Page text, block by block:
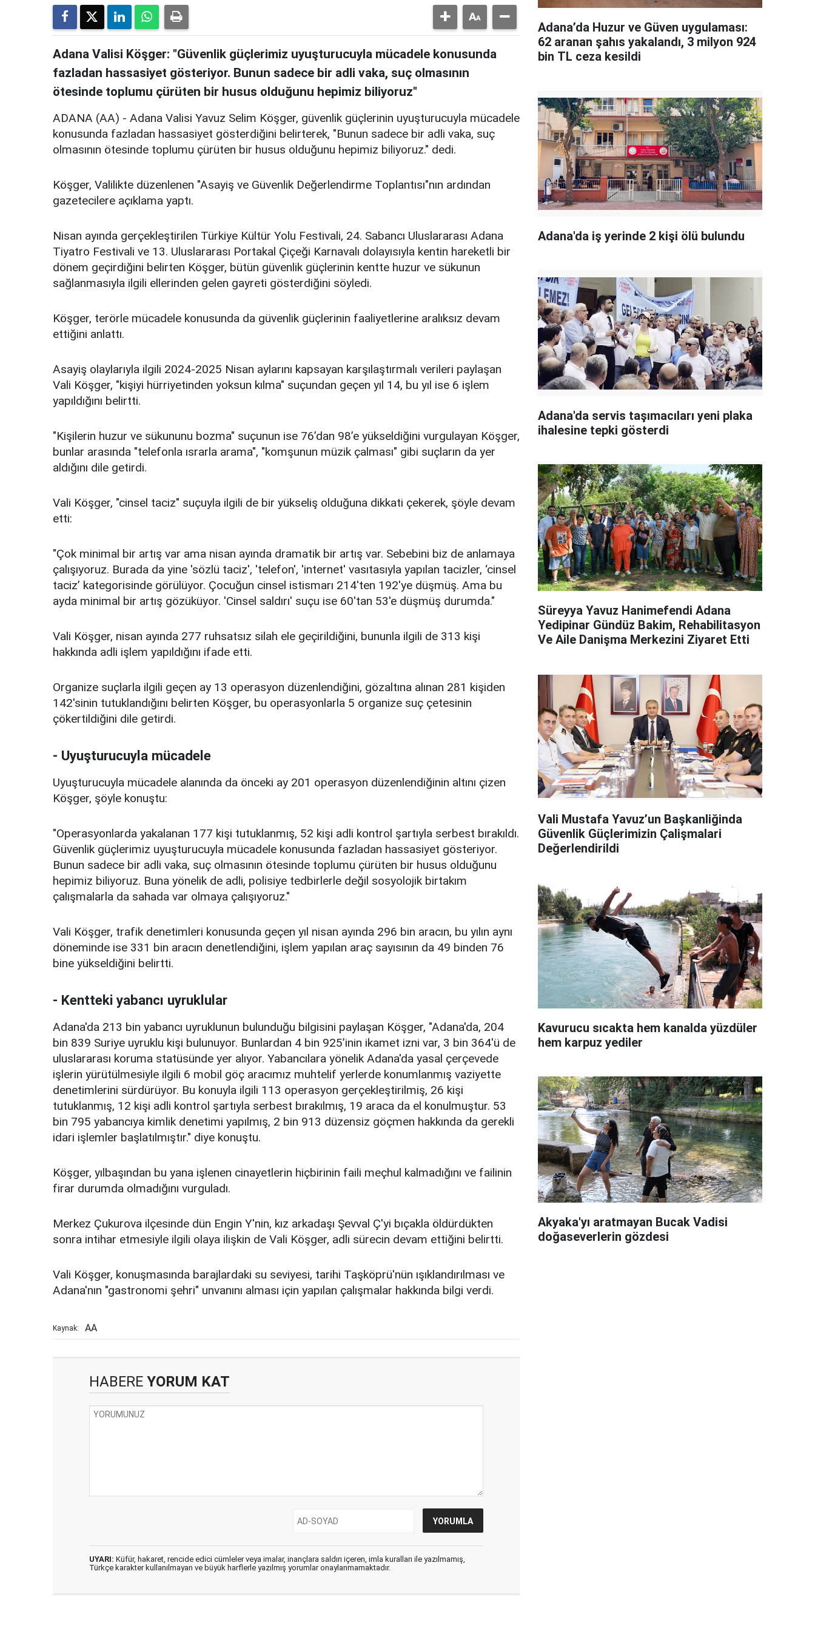
Adana Valisi Köşger: "Güvenlik güçlerimiz uyuşturucuyla mücadele konusunda
fazladan hassasiyet gösteriyor. Bunun sadece bir adli vaka, suç olmasının
ötesinde toplumu çürüten bir husus olduğunu hepimiz biliyoruz"
ADANA (AA) - Adana Valisi Yavuz Selim Köşger, güvenlik güçlerinin uyuşturucuyla mücadele
konusunda fazladan hassasiyet gösterdiğini belirterek, "Bunun sadece bir adli vaka, suç
olmasının ötesinde toplumu çürüten bir husus olduğunu hepimiz biliyoruz." dedi.
Köşger, Valilikte düzenlenen "Asayiş ve Güvenlik Değerlendirme Toplantısı"nın ardından
gazetecilere açıklama yaptı.
Nisan ayında gerçekleştirilen Türkiye Kültür Yolu Festivali, 24. Sabancı Uluslararası Adana
Tiyatro Festivali ve 13. Uluslararası Portakal Çiçeği Karnavalı dolayısıyla kentin hareketli bir
dönem geçirdiğini belirten Köşger, bütün güvenlik güçlerinin kentte huzur ve sükunun
sağlanmasıyla ilgili ellerinden gelen gayreti gösterdiğini söyledi.
Köşger, terörle mücadele konusunda da güvenlik güçlerinin faaliyetlerine aralıksız devam
ettiğini anlattı.
Asayiş olaylarıyla ilgili 2024-2025 Nisan aylarını kapsayan karşılaştırmalı verileri paylaşan
Vali Köşger, "kişiyi hürriyetinden yoksun kılma" suçundan geçen yıl 14, bu yıl ise 6 işlem
yapıldığını belirtti.
"Kişilerin huzur ve sükununu bozma" suçunun ise 76’dan 98’e yükseldiğini vurgulayan Köşger,
bunlar arasında "telefonla ısrarla arama", "komşunun müzik çalması" gibi suçların da yer
aldığını dile getirdi.
Vali Köşger, "cinsel taciz" suçuyla ilgili de bir yükseliş olduğuna dikkati çekerek, şöyle devam
etti:
"Çok minimal bir artış var ama nisan ayında dramatik bir artış var. Sebebini biz de anlamaya
çalışıyoruz. Burada da yine 'sözlü taciz', 'telefon', 'internet' vasıtasıyla yapılan tacizler, ‘cinsel
taciz’ kategorisinde görülüyor. Çocuğun cinsel istismarı 214'ten 192'ye düşmüş. Ama bu
ayda minimal bir artış gözüküyor. 'Cinsel saldırı' suçu ise 60'tan 53'e düşmüş durumda."
Vali Köşger, nisan ayında 277 ruhsatsız silah ele geçirildiğini, bununla ilgili de 313 kişi
hakkında adli işlem yapıldığını ifade etti.
Organize suçlarla ilgili geçen ay 13 operasyon düzenlendiğini, gözaltına alınan 281 kişiden
142'sinin tutuklandığını belirten Köşger, bu operasyonlarla 5 organize suç çetesinin
çökertildiğini dile getirdi.
- Uyuşturucuyla mücadele
Uyuşturucuyla mücadele alanında da önceki ay 201 operasyon düzenlendiğinin altını çizen
Köşger, şöyle konuştu:
"Operasyonlarda yakalanan 177 kişi tutuklanmış, 52 kişi adli kontrol şartıyla serbest bırakıldı.
Güvenlik güçlerimiz uyuşturucuyla mücadele konusunda fazladan hassasiyet gösteriyor.
Bunun sadece bir adli vaka, suç olmasının ötesinde toplumu çürüten bir husus olduğunu
hepimiz biliyoruz. Buna yönelik de adli, polisiye tedbirlerle değil sosyolojik birtakım
çalışmalarla da sahada var olmaya çalışıyoruz."
Vali Köşger, trafik denetimleri konusunda geçen yıl nisan ayında 296 bin aracın, bu yılın aynı
döneminde ise 331 bin aracın denetlendiğini, işlem yapılan araç sayısının da 49 binden 76
bine yükseldiğini belirtti.
- Kentteki yabancı uyruklular
Adana'da 213 bin yabancı uyruklunun bulunduğu bilgisini paylaşan Köşger, "Adana'da, 204
bin 839 Suriye uyruklu kişi bulunuyor. Bunlardan 4 bin 925’inin ikamet izni var, 3 bin 364'ü de
uluslararası koruma statüsünde yer alıyor. Yabancılara yönelik Adana'da yasal çerçevede
işlerin yürütülmesiyle ilgili 6 mobil göç aracımız muhtelif yerlerde konumlanmış vaziyette
denetimlerini sürdürüyor. Bu konuyla ilgili 113 operasyon gerçekleştirilmiş, 26 kişi
tutuklanmış, 12 kişi adli kontrol şartıyla serbest bırakılmış, 19 araca da el konulmuştur. 53
bin 795 yabancıya kimlik denetimi yapılmış, 2 bin 913 düzensiz göçmen hakkında da gerekli
idari işlemler başlatılmıştır." diye konuştu.
Köşger, yılbaşından bu yana işlenen cinayetlerin hiçbirinin faili meçhul kalmadığını ve failinin
firar durumda olmadığını vurguladı.
Merkez Çukurova ilçesinde dün Engin Y'nin, kız arkadaşı Şevval Ç'yi bıçakla öldürdükten
sonra intihar etmesiyle ilgili olaya ilişkin de Vali Köşger, adli sürecin devam ettiğini belirtti.
Vali Köşger, konuşmasında barajlardaki su seviyesi, tarihi Taşköprü'nün ışıklandırılması ve
Adana'nın "gastronomi şehri" unvanını alması için yapılan çalışmalar hakkında bilgi verdi.
Kaynak: AA
HABERE YORUM KAT
UYARI: Küfür, hakaret, rencide edici cümleler veya imalar, inançlara saldırı içeren, imla kuralları ile yazılmamış,
Türkçe karakter kullanılmayan ve büyük harflerle yazılmış yorumlar onaylanmamaktadır.
Adana’da Huzur ve Güven uygulaması:
62 aranan şahıs yakalandı, 3 milyon 924
bin TL ceza kesildi
Adana'da iş yerinde 2 kişi ölü bulundu
Adana'da servis taşımacıları yeni plaka
ihalesine tepki gösterdi
Süreyya Yavuz Hanimefendi Adana
Yedipinar Gündüz Bakim, Rehabilitasyon
Ve Aile Danişma Merkezini Ziyaret Etti
Vali Mustafa Yavuz’un Başkanliğinda
Güvenlik Güçlerimizin Çalişmalari
Değerlendirildi
Kavurucu sıcakta hem kanalda yüzdüler
hem karpuz yediler
Akyaka'yı aratmayan Bucak Vadisi
doğaseverlerin gözdesi